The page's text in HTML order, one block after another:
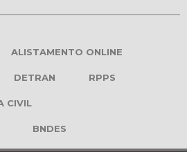
ALISTAMENTO ONLINE
DETRAN RPPS
CIVIL
BNDES